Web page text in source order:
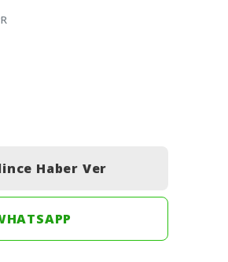
Haber Ver